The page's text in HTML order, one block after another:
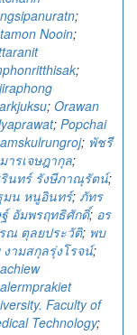
;
Nooin;
;
; Orawan
; Popchai
; พัชรี
ารเจษฎากุล;
นทร์ รังษีภาณุรัตน์;
น หนูอินทร์; ภัทร
อัมพรฤทธิศักดิ์; อร
ณ ตุลยประวัติ; พบ
งามสกุลรุ่งโรจน์;
Faculty of
Technology;